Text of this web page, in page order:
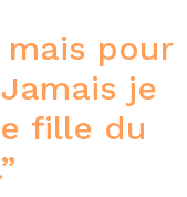
mais pour
je
fille du